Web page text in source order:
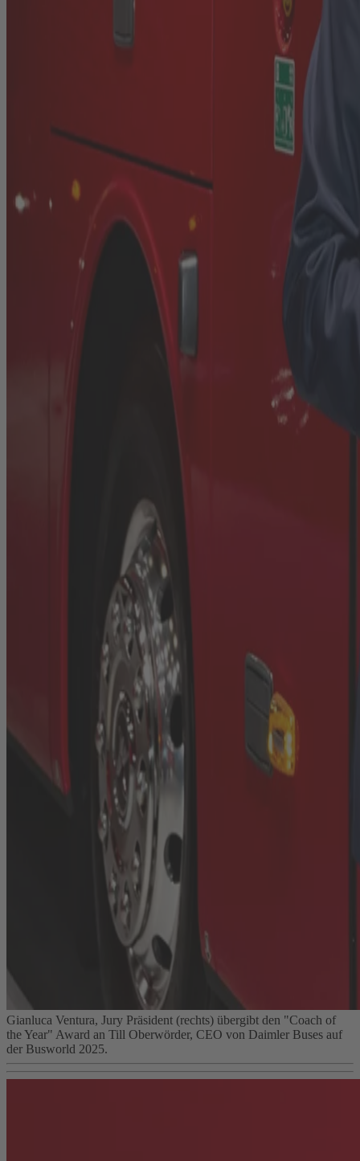
Gianluca Ventura, Jury Präsident (rechts) übergibt den "Coach of
the Year" Award an Till Oberwörder, CEO von Daimler Buses auf
der Busworld 2025.